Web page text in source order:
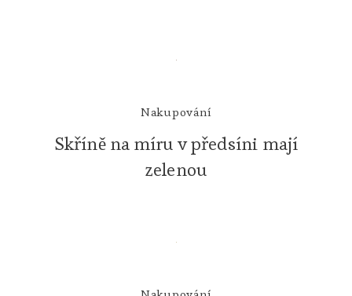
Nakupování
Skříně na míru v předsíni mají
zelenou